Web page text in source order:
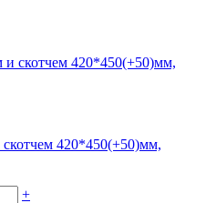
420*450(+50)мм,
+